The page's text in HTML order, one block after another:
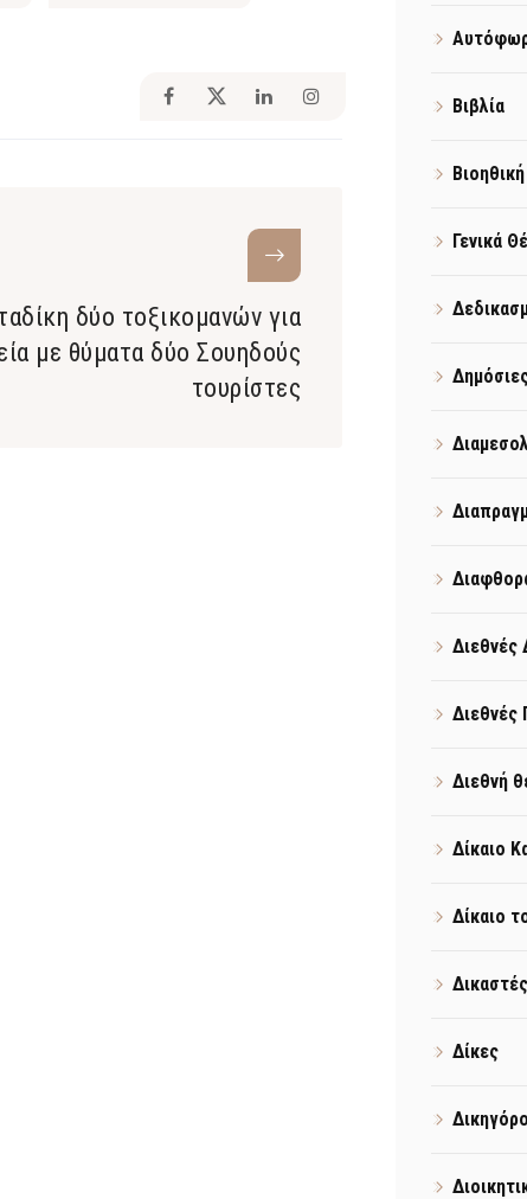
δύο τοξικομανών για
με θύματα δύο Σουηδούς
τουρίστες
Βιβλία
Βιοηθική
Γενικά
Διεθνές
Διεθνές
Διεθνή
Δίκαιο
Δίκαιο
Δίκες